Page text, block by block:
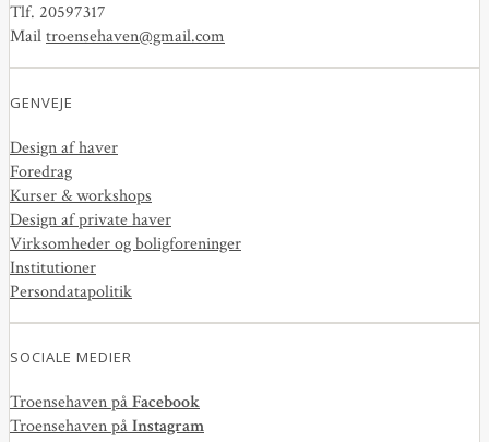
Tlf. 20597317
Mailtroensehaven@gmail.com
GENVEJE
Design af haver
Foredrag
Kurser & workshops
Design af private haver
Virksomheder og boligforeninger
Institutioner
Persondatapolitik
SOCIALE MEDIER
Troensehaven påFacebook
Troensehaven påInstagram